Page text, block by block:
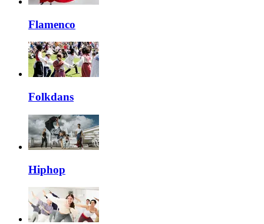
Flamenco
Folkdans
Hiphop